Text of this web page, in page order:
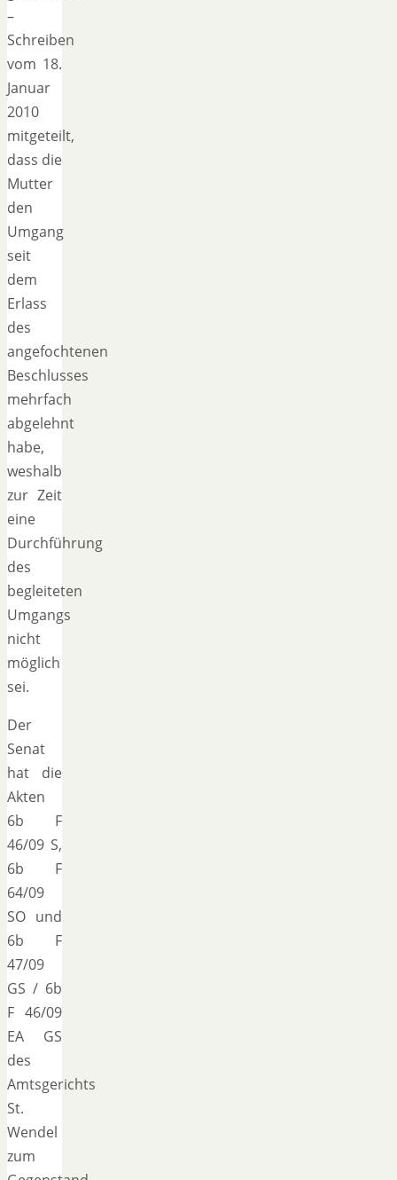
–
Schreiben
vom 18.
Januar
2010
mitgeteilt,
dass die
Mutter
den
Umgang
seit
dem
Erlass
des
angefochtenen
Beschlusses
mehrfach
abgelehnt
habe,
weshalb
zur Zeit
eine
Durchführung
des
begleiteten
Umgangs
nicht
möglich
sei.
Der
Senat
hat die
Akten
6b F
46/09 S,
6b F
64/09
SO und
6b F
47/09
GS / 6b
F 46/09
EA GS
des
Amtsgerichts
St.
Wendel
zum